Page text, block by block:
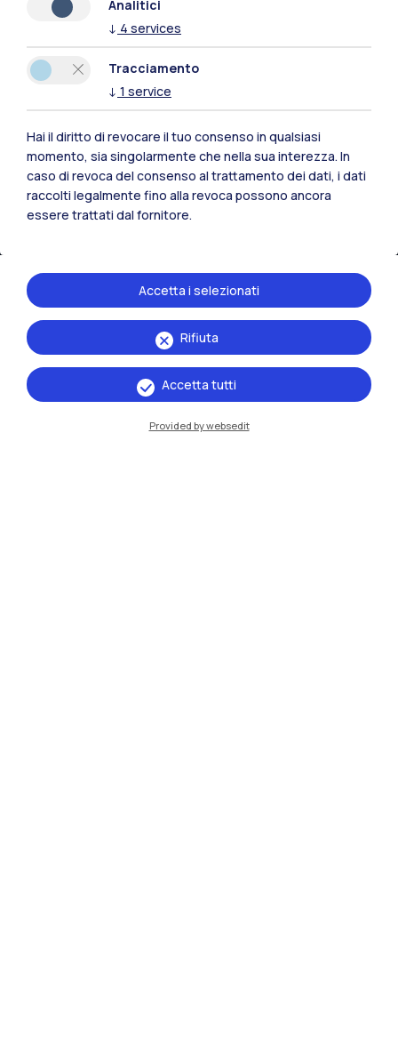
Polimi Community
Tutti i siti dell’ecosistema
Residenze Frontiere
Analitici
↓ 4 services
Tracciamento
↓ 1 service
Hai il diritto di revocare il tuo consenso in qualsiasi
momento, sia singolarmente che nella sua interezza. In
caso di revoca del consenso al trattamento dei dati, i dati
raccolti legalmente fino alla revoca possono ancora
essere trattati dal fornitore.
Rifiuta
Accetta i selezionati
Accetta tutti
Provided by websedit